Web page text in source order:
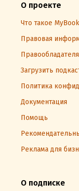
О проекте
Что такое MyBook
Правовая
Загрузить
Политика
Документация
Помощь
Реклама для
О подписке